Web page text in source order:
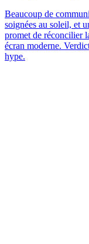
Beaucoup de
soignées au soleil, et
promet de réconcilier
écran moderne.
hype.